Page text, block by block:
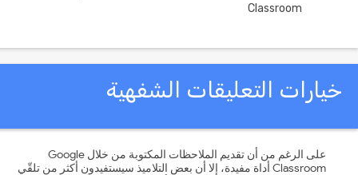
Classroom
التعليقات الشفهية
على الرغم من أن تقديم الملاحظات المكتوبة من خلال Google
Classroom أداة مفيدة، إلا أن بعض التلاميذ سيستفيدون أكثر من تلقّي